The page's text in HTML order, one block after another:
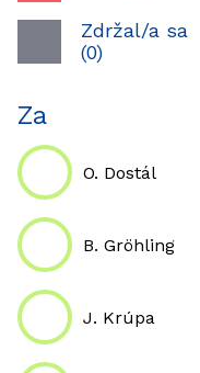
Zdržal/a sa
(0)
Za
O. Dostál
B. Gröhling
J. Krúpa